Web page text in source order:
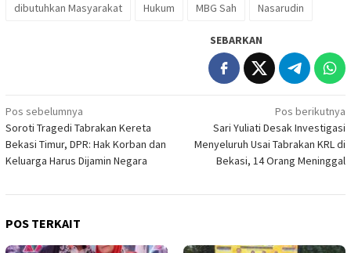
dibutuhkan Masyarakat Hukum MBG Sah Nasarudin
SEBARKAN
Navigasi
pos
Pos sebelumnya
Soroti Tragedi Tabrakan Kereta
Bekasi Timur, DPR: Hak Korban dan
Keluarga Harus Dijamin Negara
Pos berikutnya
Sari Yuliati Desak Investigasi
Menyeluruh Usai Tabrakan KRL di
Bekasi, 14 Orang Meninggal
POS TERKAIT